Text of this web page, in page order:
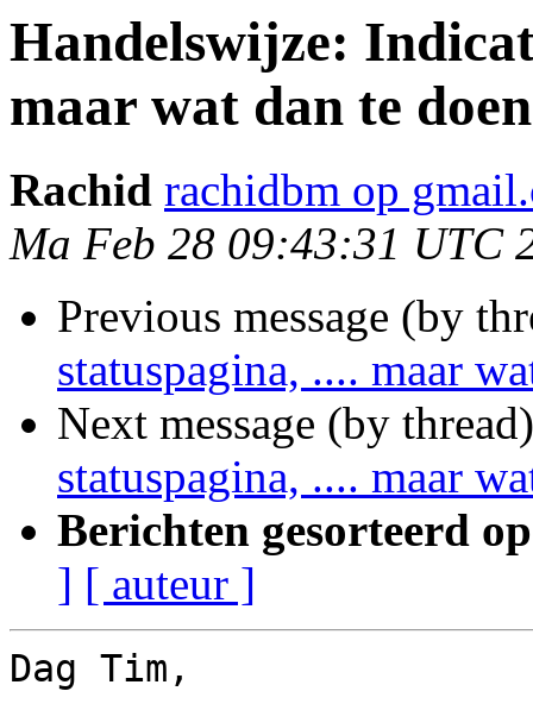
Handelswijze:
maar wat dan te
Rachid rachidbm op
Ma Feb 28 09:43:31 UTC
Previous message (by
statuspagina, .... maar
Next message (by
statuspagina, .... maar
Berichten gesorteerd
] [ auteur ]
Dag Tim,